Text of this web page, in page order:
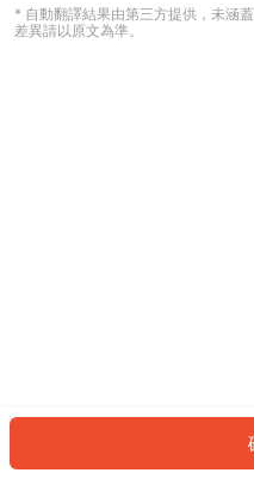
* 自動翻譯結果由第三方提供，未涵
差異請以原文為準。